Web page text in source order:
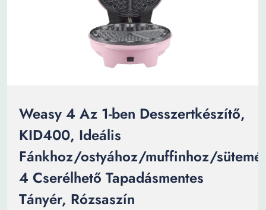
Weasy 4 Az 1-ben Desszertkészítő,
KID400, Ideális
Fánkhoz/ostyához/muffinhoz/
4 Cserélhető Tapadásmentes
Tányér, Rózsaszín